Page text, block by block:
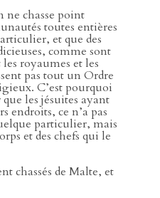
ne chasse point
toutes entières
et que des
comme sont
royaumes et les
pas tout un Ordre
C’est pourquoi
les jésuites ayant
endroits, ce n’a pas
particulier, mais
et des chefs qui le
chassés de Malte, et